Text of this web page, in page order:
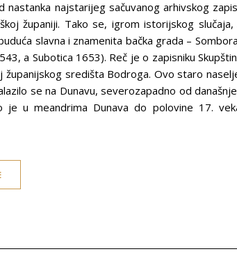
najstarijeg sačuvanog arhivskog
županiji. Tako se, igrom istorijskog slučaja,
slavna i znamenita bačka grada –
a Subotica 1653). Reč je o zapisniku
središta Bodroga. Ovo staro
se na Dunavu, severozapadno od
u meandrima Dunava do polovine 17.